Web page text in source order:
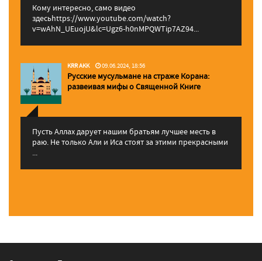
Кому интересно, само видео
здесьhttps://www.youtube.com/watch?
v=wAhN_UEuojU&lc=Ugz6-h0nMPQWTip7AZ94...
KRR AKK 09.06.2024, 18:56
Русские мусульмане на страже Корана:
pазвеивая мифы о Священной Книге
Пусть Аллах дарует нашим братьям лучшее месть в
раю. Не только Али и Иса стоят за этими прекрасными
...